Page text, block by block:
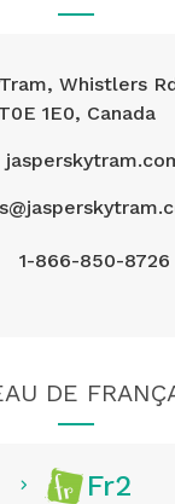
Whistlers
T0E 1E0, Canada
1-866-850-8726
DE
Fr2